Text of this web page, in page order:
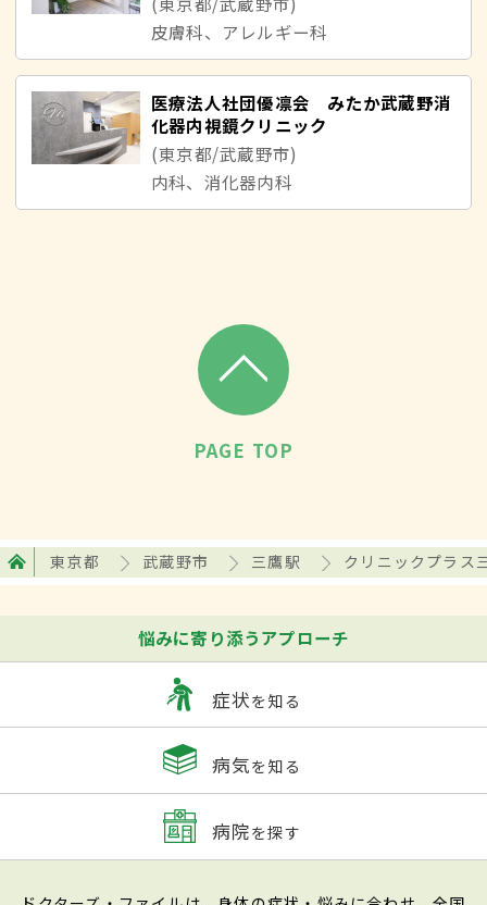
皮膚科、アレルギー科
医療法人社団優凛会 みたか武蔵野消
化器内視鏡クリニック
(東京都/武蔵野市)
内科、消化器内科
PAGE TOP
東京都 武蔵野市 三鷹駅 クリニックプラス
悩みに寄り添うアプローチ
症状を知る
病気を知る
病院を探す